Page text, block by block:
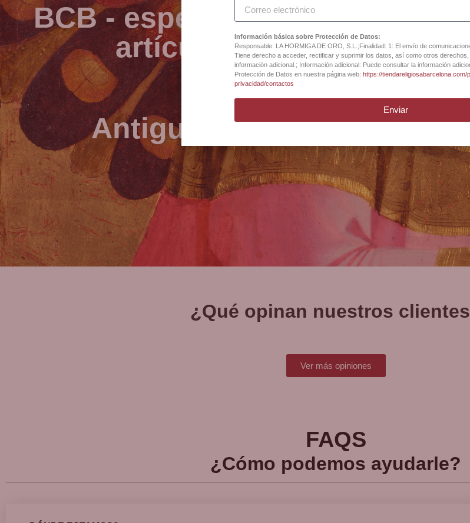
BCB - especialistas en arte
artículos religiosos
Antigua Botiga Catedral
¿Qué opinan nuestros
Ver más opiniones
FAQS
¿Cómo podemos ayudarle?
Información básica sobre Protección de Datos:
Responsable: LA HORMIGA DE ORO, S.L.;Finalidad: 1: El envío de
Tiene derecho a acceder, rectificar y suprimir los datos, así como otros
información adicional.; Información adicional: Puede consultar la información
Protección de Datos en nuestra página web: https://tiendareligiosabarcelona.com/
privacidad/contactos
Enviar